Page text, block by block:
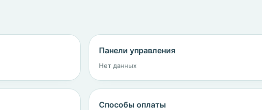
Панели управления
Нет данных
Способы оплаты